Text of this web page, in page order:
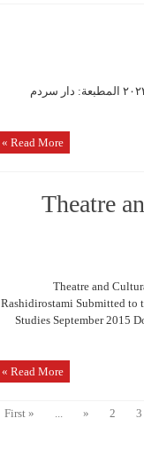
اماسي الخریف بین کردستان والسوید کتابة وترجمة: عبدالکریم حمید الطبعة الاولی – ٢٠٢٣ المطبعة: دار سردم
Read More »
Theatre
Theatre and
Rashidirostami Submitted to
Studies September 2015
Read More »
« First ... « 2 3